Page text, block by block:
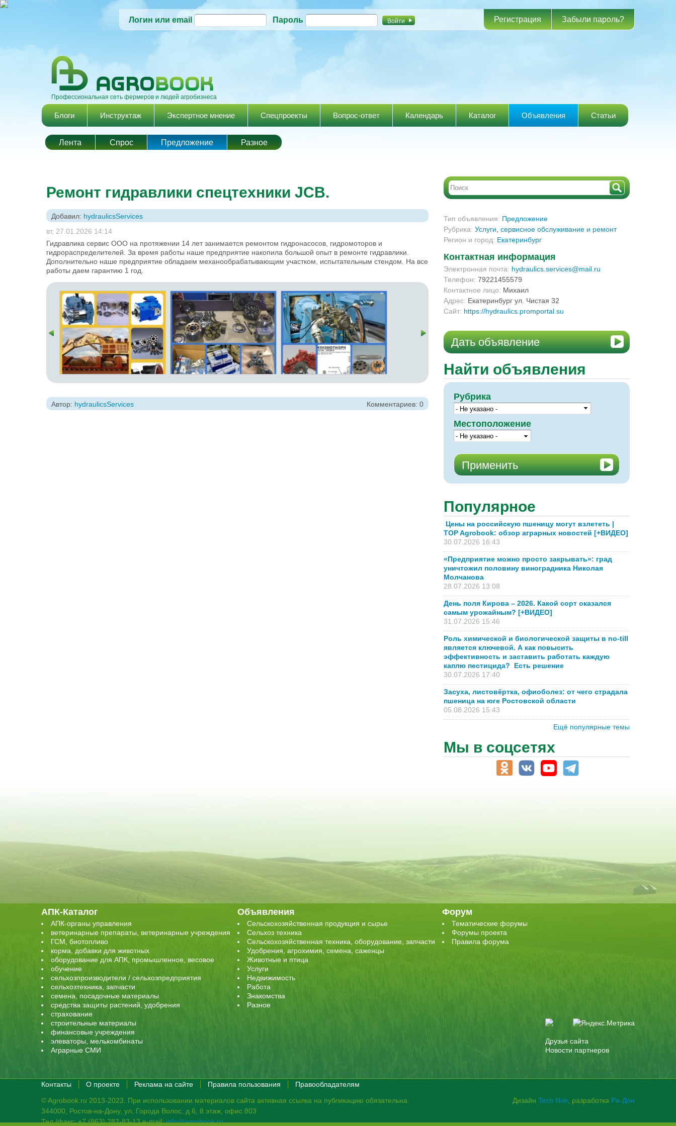
Перейти к
содержанию
Логин или email Пароль Регистрация Забыли пароль?
Профессиональная сеть фермеров и людей агробизнеса
Главное меню
Блоги Инструктаж Экспертное мнение Спецпроекты Вопрос-ответ Календарь Каталог Объявления Статьи
Лента Спрос Предложение Разное
Ремонт гидравлики спецтехники JCB.
Добавил: hydraulicsServices
вт, 27.01.2026 14:14
Гидравлика сервис ООО на протяжении 14 лет занимается ремонтом гидронасосов, гидромоторов и
гидрораспределителей. За время работы наше предприятие накопила большой опыт в ремонте гидравлики.
Дополнительно наше предприятие обладаем механообрабатывающим участком, испытательным стендом. На все
работы даем гарантию 1 год.
Автор: hydraulicsServices Комментариев: 0
Тип объявления: Предложение
Рубрика: Услуги сервисное обслуживание и ремонт
Регион и город: Екатеринбург
Контактная информация
Электронная почта: hydraulics.services@mail.ru
Телефон: 79221455579
Контактное лицо: Михаил
Адрес: Екатеринбург ул. Чистая 32
Сайт: https://hydraulics.promportal.su
Дать объявление
Найти объявления
Рубрика
Местоположение
Популярное
Цены на российскую пшеницу могут взлететь |
TOP Agrobook: обзор аграрных новостей [+ВИДЕО]
30.07.2026 16:43
«Предприятие можно просто закрывать»: град
уничтожил половину виноградника Николая
Молчанова
28.07.2026 13:08
День поля Кирова – 2026. Какой сорт оказался
самым урожайным? [+ВИДЕО]
31.07.2026 15:46
Роль химической и биологической защиты в no-till
является ключевой. А как повысить
эффективность и заставить работать каждую
каплю пестицида? Есть решение
30.07.2026 17:40
Засуха, листовёртка, офиоболез: от чего страдала
пшеница на юге Ростовской области
05.08.2026 15:43
Ещё популярные темы
Мы в соцсетях
АПК-Каталог
АПК-органы управления
ветеринарные препараты, ветеринарные учреждения
ГСМ, биотопливо
корма, добавки для животных
оборудование для АПК, промышленное, весовое
обучение
сельхозпроизводители / сельхозпредприятия
сельхозтехника, запчасти
семена, посадочные материалы
средства защиты растений, удобрения
страхование
строительные материалы
финансовые учреждения
элеваторы, мелькомбинаты
Аграрные СМИ
Объявления
Сельскохозяйственная продукция и сырье
Сельхоз техника
Сельскохозяйственная техника, оборудование, запчасти
Удобрения, агрохимия, семена, саженцы
Животные и птица
Услуги
Недвижимость
Работа
Знакомства
Разное
Форум
Тематические форумы
Форумы проекта
Правила форума
Друзья сайта
Новости партнеров
Контакты О проекте Реклама на сайте Правила пользования
Правообладателям
© Agrobook.ru 2013-2023. При использовании материалов сайта активная ссылка на публикацию обязательна.
344000, Ростов-на-Дону, ул. Города Волос, д.6, 8 этаж, офис 803
Тел./факс: +7 (863) 282-83-13 e-mail:info@agrobook.ru
Дизайн Tech Noir, разработка Ра-Дон